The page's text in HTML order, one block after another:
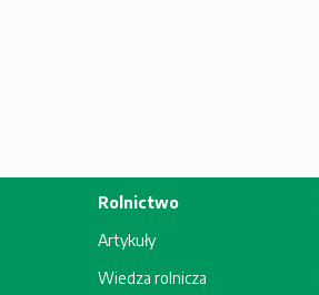
Rolnictwo
Artykuły
Wiedza rolnicza